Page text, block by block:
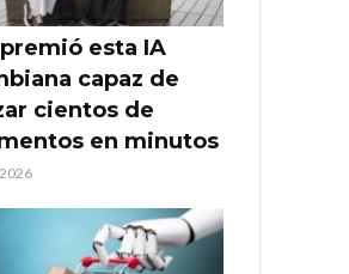
esta IA
capaz de
cientos de
en minutos